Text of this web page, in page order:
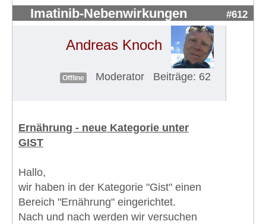
Imatinib-Nebenwirkungen #612
Andreas Knoch
Offline Moderator Beiträge: 62
Ernährung - neue Kategorie unter
GIST
Hallo,
wir haben in der Kategorie "Gist" einen
Bereich "Ernährung" eingerichtet.
Nach und nach werden wir versuchen